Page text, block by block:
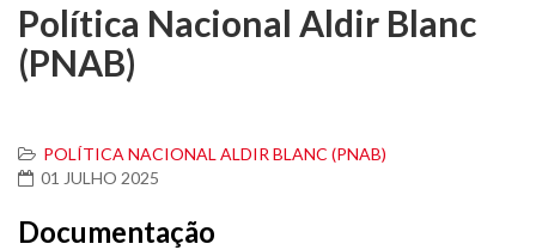
Política Nacional Aldir Blanc
(PNAB)
POLÍTICA NACIONAL ALDIR BLANC (PNAB)
01 JULHO 2025
Documentação